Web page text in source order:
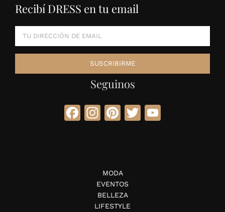
Recibí DRESS en tu email
Seguinos
Facebook
Instagram
Pinterest
Twitter
MODA
EVENTOS
BELLEZA
LIFESTYLE